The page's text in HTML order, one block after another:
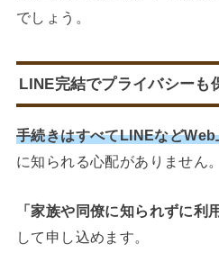
でしょう。
LINE完結でプライバシーも
手続きはすべてLINEなど
に知られる心配がありません。
「家族や同僚に知られずに利
して申し込めます。